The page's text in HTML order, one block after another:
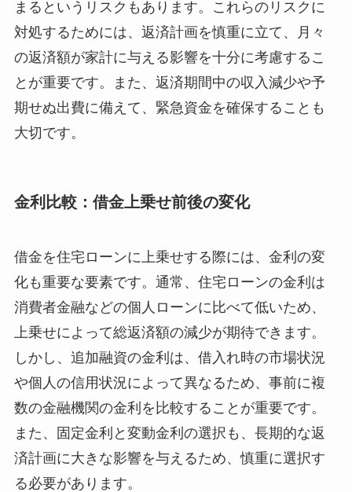
まるというリスクもあります。これらのリスクに
対処するためには、返済計画を慎重に立て、月々
の返済額が家計に与える影響を十分に考慮するこ
とが重要です。また、返済期間中の収入減少や予
期せぬ出費に備えて、緊急資金を確保することも
大切です。
金利比較：借金上乗せ前後の変化
借金を住宅ローンに上乗せする際には、金利の変
化も重要な要素です。通常、住宅ローンの金利は
消費者金融などの個人ローンに比べて低いため、
上乗せによって総返済額の減少が期待できます。
しかし、追加融資の金利は、借入れ時の市場状況
や個人の信用状況によって異なるため、事前に複
数の金融機関の金利を比較することが重要です。
また、固定金利と変動金利の選択も、長期的な返
済計画に大きな影響を与えるため、慎重に選択す
る必要があります。